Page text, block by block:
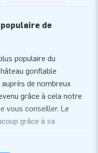
de
populaire du
gonflable
de nombreux
grâce à cela notre
vous conseiller. Le
grâce à sa